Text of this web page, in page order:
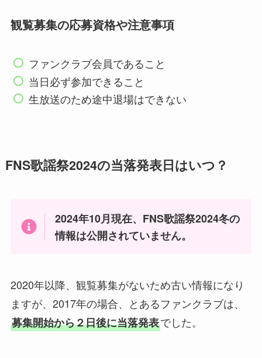
観覧募集の応募資格や注意事項
ファンクラブ会員であること
当日必ず参加できること
生放送のため途中退場はできない
FNS歌謡祭2024の当落発表日はいつ？
2024年10月現在、FNS歌謡祭2024冬の
情報は公開されていません。
2020年以降、観覧募集がないため古い情報になり
ますが、2017年の場合、とあるファンクラブは、
募集開始から２日後に当落発表でした。